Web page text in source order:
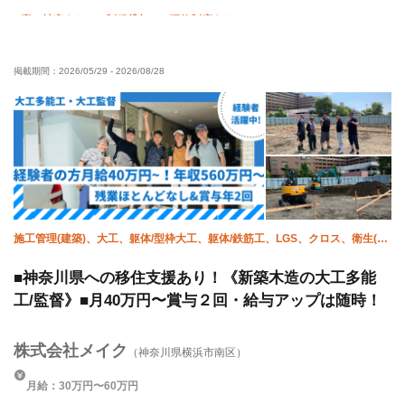
有資格者優遇 残業月20時間以下
直帰・直行OK 夏季休暇 年末年始休暇
車・バイク通勤OK 転勤なし
掲載期間： 2026/05/29 - 2026/08/28
施工管理(建築)、大工、躯体/型枠大工、躯体/鉄筋工、LGS、クロス、衛生(水
■神奈川県への移住支援あり！《新築木造の大工多能
工/監督》■月40万円〜賞与２回・給与アップは随時！
株式会社メイク （神奈川県横浜市南区）
月給：30万円〜60万円